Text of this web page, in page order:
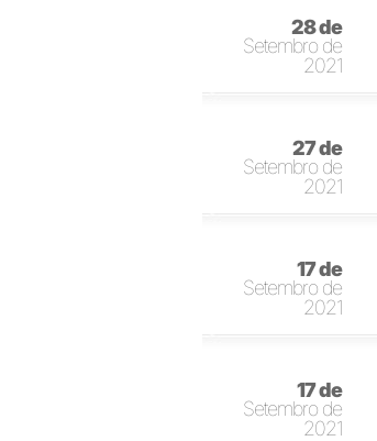
28 de
Setembro de
2021
27 de
Setembro de
2021
17 de
Setembro de
2021
17 de
Setembro de
2021